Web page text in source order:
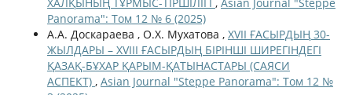
Panorama": Том 12 № 6 (2025)
А.А. Доскараева , О.Х. Мухатова , XVII ҒАСЫРДЫҢ 30-
ЖЫЛДАРЫ – XVIIІ ҒАСЫРДЫҢ БІРІНШІ ШИРЕГІНДЕГІ
ҚАЗАҚ-БҰХАР ҚАРЫМ-ҚАТЫНАСТАРЫ (САЯСИ
АСПЕКТ) , Asian Journal "Steppe Panorama": Том 12 №